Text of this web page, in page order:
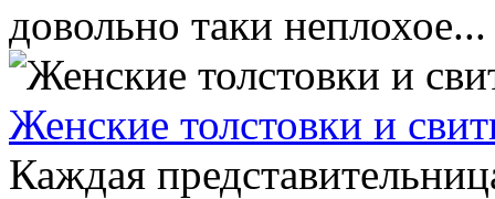
довольно таки неплохое...
Женские толстовки и
Каждая